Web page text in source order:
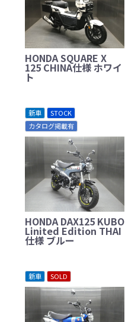
HONDA SQUARE X
125 CHINA仕様 ホワイ
ト
新車
STOCK
カタログ掲載有
HONDA DAX125 KUBO
Linited Edition THAI
仕様 ブルー
新車 SOLD